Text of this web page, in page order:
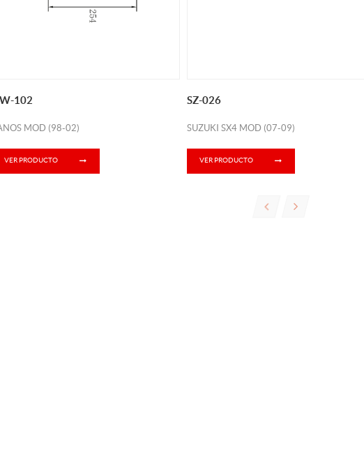
102
MOD (98-02)
VER PRODUCTO
SZ-026
SUZUKI SX4 MOD (07-09)
VER PRODUCTO